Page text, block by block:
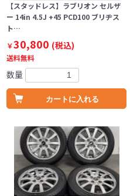
【スタッドレス】ラブリオン セルザ
ー 14in 4.5J +45 PCD100 ブリヂス
ト…
￥30,800 (税込)
送料無料
数量
カートに入れる